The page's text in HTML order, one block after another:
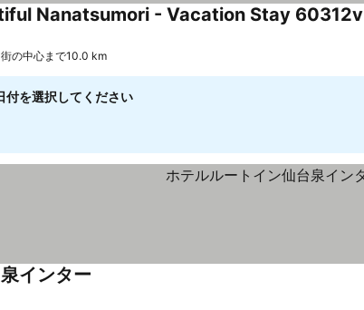
Nanatsumori - Vacation Stay 60312v
街の中心まで10.0 km
付を選択してください
インター